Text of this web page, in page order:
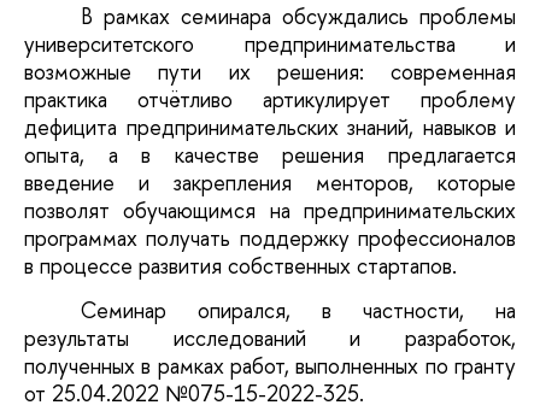
В рамках семинара обсуждались проблемы
университетского предпринимательства и
возможные пути их решения: современная
практика отчётливо артикулирует проблему
дефицита предпринимательских знаний, навыков и
опыта, а в качестве решения предлагается
введение и закрепления менторов, которые
позволят обучающимся на предпринимательских
программах получать поддержку профессионалов
в процессе развития собственных стартапов.
Семинар опирался, в частности, на
результаты исследований и разработок,
полученных в рамках работ, выполненных по гранту
от 25.04.2022 №075-15-2022-325.